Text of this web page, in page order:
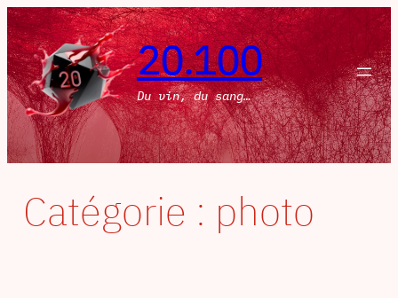
Aller
au
contenu
20.100
Du vin, du sang…
Catégorie : photo